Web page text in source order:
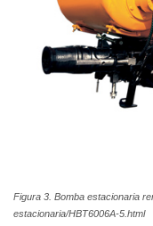
Figura 3. Bomba estacionaria
estacionaria/HBT6006A-5.html